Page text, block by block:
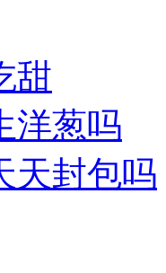
甜
洋葱吗
天封包吗